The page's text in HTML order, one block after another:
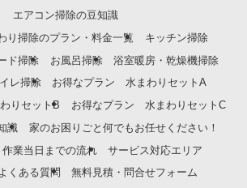
エアコン掃除の豆知識
り掃除のプラン・料金一覧
キッチン掃除
ド掃除
お風呂掃除
浴室暖房・乾燥機掃除
レ掃除
お得なプラン 水まわりセットA
りセットB
お得なプラン 水まわりセットC
識
家のお困りごと何でもお任せください！
業当日までの流れ
サービス対応エリア
くある質問
無料見積・問合せフォーム